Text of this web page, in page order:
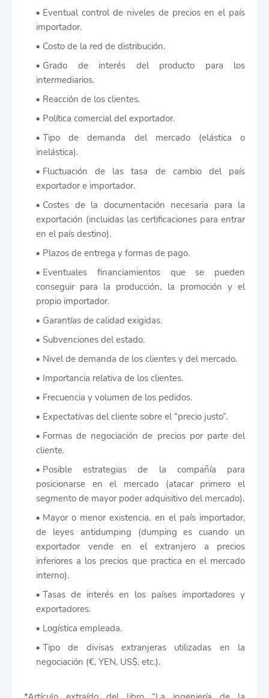
Eventual control de niveles de precios en el país
importador.
Costo de la red de distribución.
Grado de interés del producto para los
intermediarios.
Reacción de los clientes.
Política comercial del exportador.
Tipo de demanda del mercado (elástica o
inelástica).
Fluctuación de las tasa de cambio del país
exportador e importador.
Costes de la documentación necesaria para la
exportación (incluidas las certificaciones para entrar
en el país destino).
Plazos de entrega y formas de pago.
Eventuales financiamientos que se pueden
conseguir para la producción, la promoción y el
propio importador.
Garantías de calidad exigidas.
Subvenciones del estado.
Nivel de demanda de los clientes y del mercado.
Importancia relativa de los clientes.
Frecuencia y volumen de los pedidos.
Expectativas del cliente sobre el “precio justo”.
Formas de negociación de precios por parte del
cliente.
Posible estrategias de la compañía para
posicionarse en el mercado (atacar primero el
segmento de mayor poder adquisitivo del mercado).
Mayor o menor existencia, en el país importador,
de leyes antidumping (dumping es cuando un
exportador vende en el extranjero a precios
inferiores a los precios que practica en el mercado
interno).
Tasas de interés en los países importadores y
exportadores.
Logística empleada.
Tipo de divisas extranjeras utilizadas en la
negociación (€, YEN, US$, etc.).